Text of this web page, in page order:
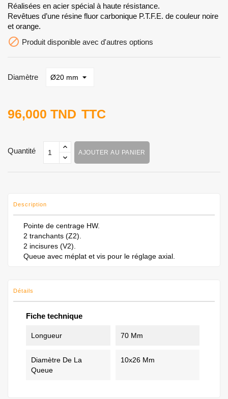
Réalisées en acier spécial à haute résistance.
​​​​​​​​​​​​​​Revêtues d’une résine fluor carbonique P.T.F.E. de couleur noire
et orange.
 Produit disponible avec d'autres options
Diamètre
96,000 TND TTC
Quantité AJOUTER AU PANIER
Description
​​​​​​​​​Pointe de centrage HW.
​​​​​​​​​​​​​​2 tranchants (Z2).
​​​​​​​​​​​2 incisures (V2).
​​​​​​Queue avec méplat et vis pour le réglage axial.
Détails
Fiche technique
Longueur 70 Mm
Diamètre De La
Queue
10x26 Mm